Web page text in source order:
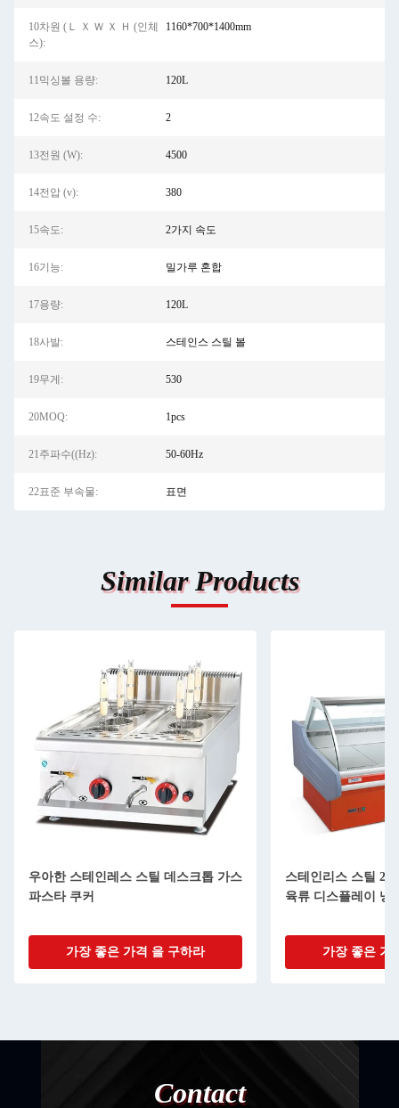
10차원 (Ｌ Ｘ Ｗ Ｘ Ｈ (인체
스):
1160*700*1400mm
11믹싱볼 용량: 120L
12속도 설정 수: 2
13전원 (W): 4500
14전압 (v): 380
15속도: 2가지 속도
16기능: 밀가루 혼합
17용량: 120L
18사발: 스테인스 스틸 볼
19무게: 530
20MOQ: 1pcs
21주파수((Hz): 50-60Hz
22표준 부속물: 표면
Similar Products
우아한 스테인레스 스틸 데스크톱 가스
파스타 쿠커
가장 좋은 가격 을 구하라
스테인리스 스틸
육류 디스플레이 냉
가장 좋은 가
Contact